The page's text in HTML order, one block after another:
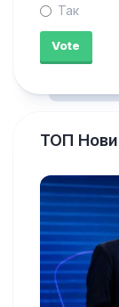
Так
ТОП